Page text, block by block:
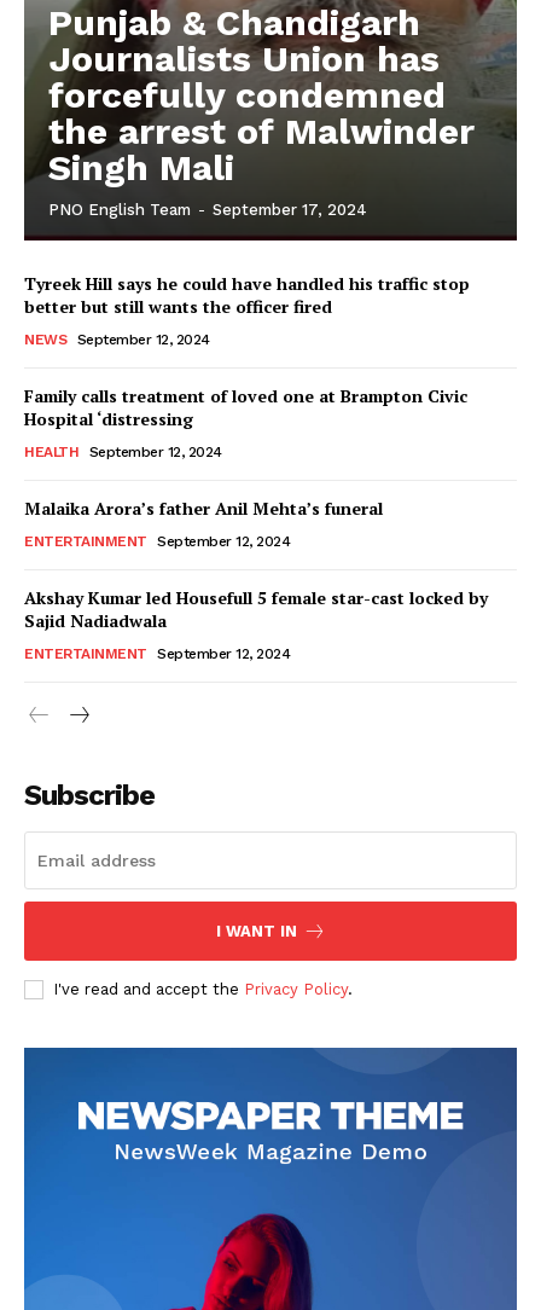
Punjab & Chandigarh
Journalists Union has
forcefully condemned
the arrest of Malwinder
Singh Mali
PNO English Team - September 17, 2024
Tyreek Hill says he could have handled his traffic stop
better but still wants the officer fired
NEWS September 12, 2024
Family calls treatment of loved one at Brampton Civic
Hospital ‘distressing
HEALTH September 12, 2024
Malaika Arora’s father Anil Mehta’s funeral
ENTERTAINMENT September 12, 2024
Akshay Kumar led Housefull 5 female star-cast locked by
Sajid Nadiadwala
ENTERTAINMENT September 12, 2024
Subscribe
I WANT IN
I've read and accept the Privacy Policy.